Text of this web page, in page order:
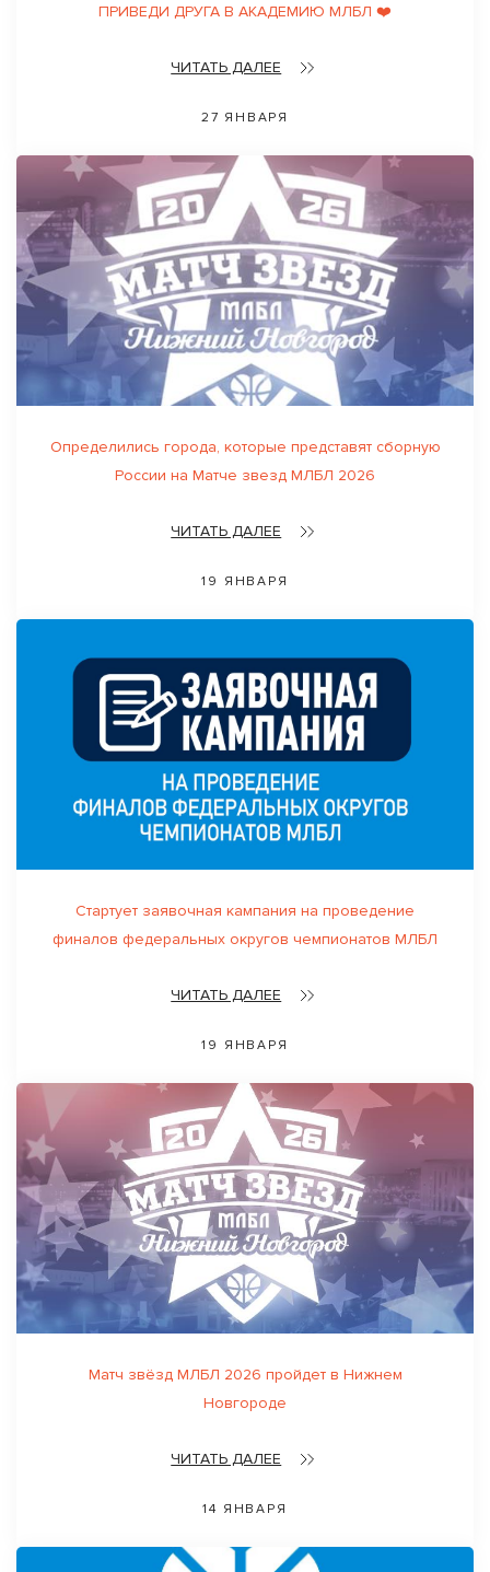
ПРИВЕДИ ДРУГА В АКАДЕМИЮ МЛБЛ ❤️
ЧИТАТЬ ДАЛЕЕ
27 ЯНВАРЯ
Определились города, которые представят сборную
России на Матче звезд МЛБЛ 2026
ЧИТАТЬ ДАЛЕЕ
19 ЯНВАРЯ
Стартует заявочная кампания на проведение
финалов федеральных округов чемпионатов МЛБЛ
ЧИТАТЬ ДАЛЕЕ
19 ЯНВАРЯ
Матч звёзд МЛБЛ 2026 пройдет в Нижнем
Новгороде
ЧИТАТЬ ДАЛЕЕ
14 ЯНВАРЯ